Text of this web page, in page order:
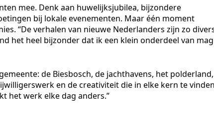
mee. Denk aan huwelijksjubilea, bijzondere
bij lokale evenementen. Maar één moment
“De verhalen van nieuwe Nederlanders zijn zo
het heel bijzonder dat ik een klein onderdeel van mag
de Biesbosch, de jachthavens, het polderland,
en de creativiteit die in elke kern te vinden
het werk elke dag anders.”